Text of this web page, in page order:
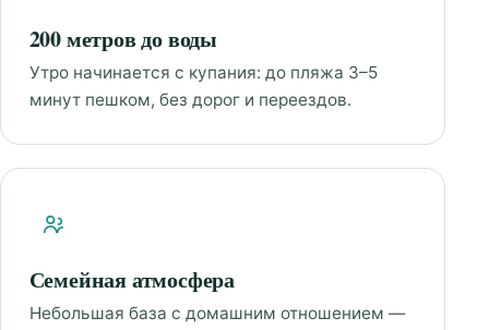
200 метров до воды
Утро начинается с купания: до пляжа 3–5
минут пешком, без дорог и переездов.
Семейная атмосфера
Небольшая база с домашним отношением —